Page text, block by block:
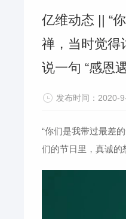
亿维动态 || “
禅，当时觉得
说一句 “感恩
发布时间：
“你们是我带过最差
们的节日里， 真诚的